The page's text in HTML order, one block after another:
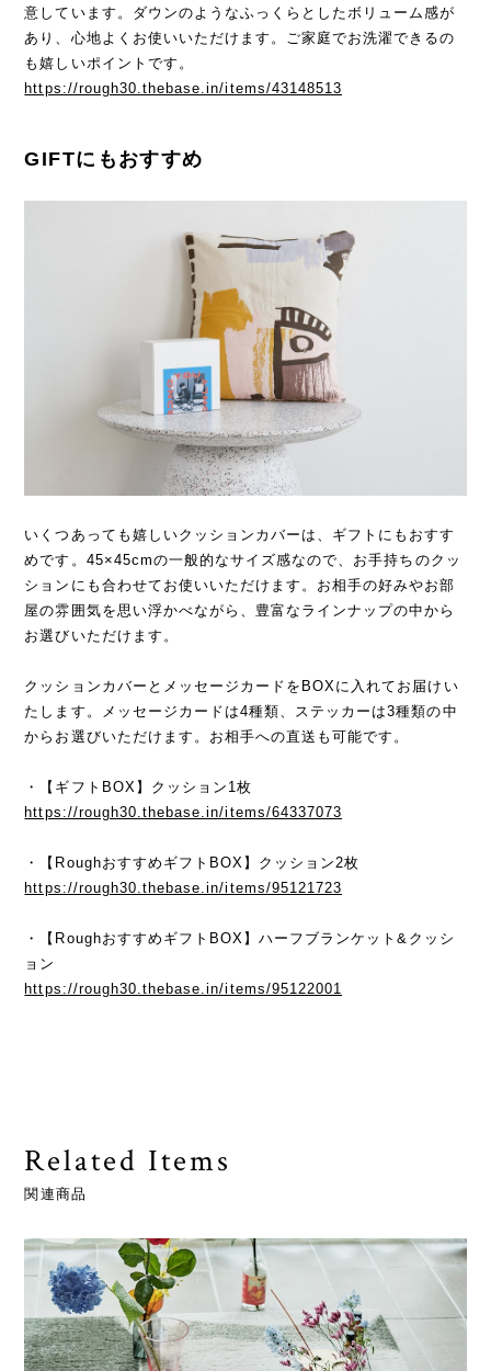
意しています。ダウンのようなふっくらとしたボリューム感が
あり、心地よくお使いいただけます。ご家庭でお洗濯できるの
も嬉しいポイントです。
https://rough30.thebase.in/items/43148513
GIFTにもおすすめ
いくつあっても嬉しいクッションカバーは、ギフトにもおすす
めです。45×45cmの一般的なサイズ感なので、お手持ちのクッ
ションにも合わせてお使いいただけます。お相手の好みやお部
屋の雰囲気を思い浮かべながら、豊富なラインナップの中から
お選びいただけます。
クッションカバーとメッセージカードをBOXに入れてお届けい
たします。メッセージカードは4種類、ステッカーは3種類の中
からお選びいただけます。お相手への直送も可能です。
・【ギフトBOX】クッション1枚
https://rough30.thebase.in/items/64337073
・【RoughおすすめギフトBOX】クッション2枚
https://rough30.thebase.in/items/95121723
・【RoughおすすめギフトBOX】ハーフブランケット&クッシ
ョン
https://rough30.thebase.in/items/95122001
Related Items
関連商品